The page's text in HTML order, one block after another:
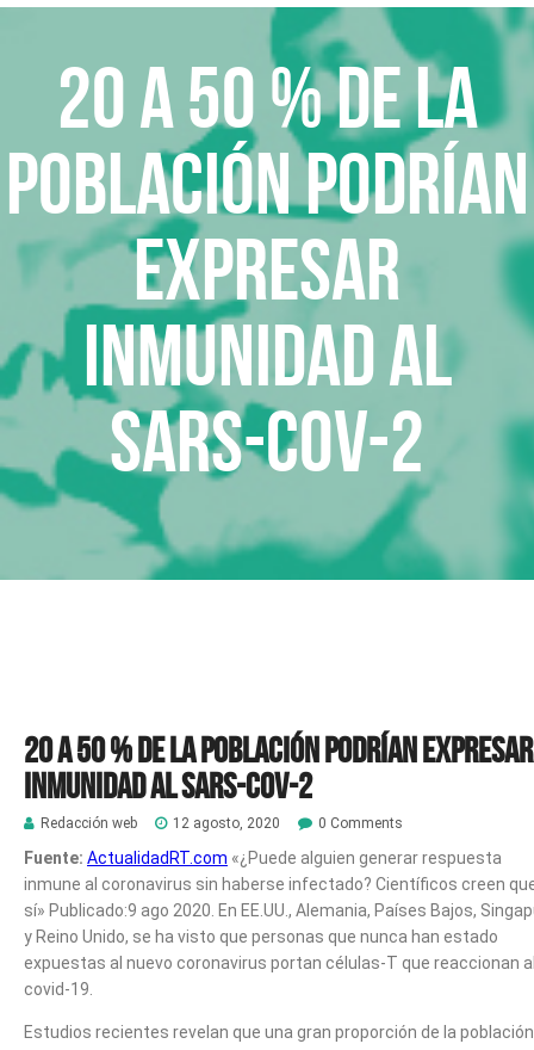
20 a 50 % de la
población podrían
expresar
inmunidad al
SARS-CoV-2
20 a 50 % de la población podrían expresar
inmunidad al SARS-CoV-2
Redacción web 12 agosto, 2020 0 Comments
Fuente: ActualidadRT.com «¿Puede alguien generar respuesta
inmune al coronavirus sin haberse infectado? Científicos creen
sí» Publicado:9 ago 2020. En EE.UU., Alemania, Países Bajos,
y Reino Unido, se ha visto que personas que nunca han estado
expuestas al nuevo coronavirus portan células-T que reaccionan
covid-19.
Estudios recientes revelan que una gran proporción de la